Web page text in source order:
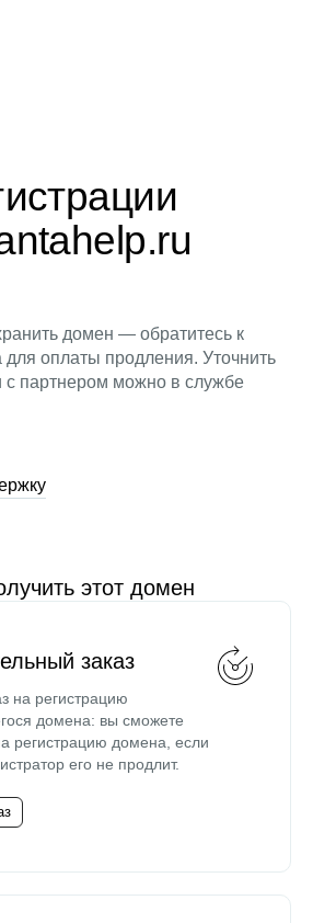
домен — обратитесь к
для оплаты продления. Уточнить
с партнером можно в службе
этот домен
заказ
на регистрацию
домена: вы сможете
регистрацию домена, если
его не продлит.